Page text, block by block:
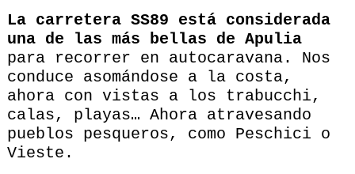
La carretera SS89 está considerada
una de las más bellas de Apulia
para recorrer en autocaravana. Nos
conduce asomándose a la costa,
ahora con vistas a los trabucchi,
calas, playas… Ahora atravesando
pueblos pesqueros, como Peschici o
Vieste.